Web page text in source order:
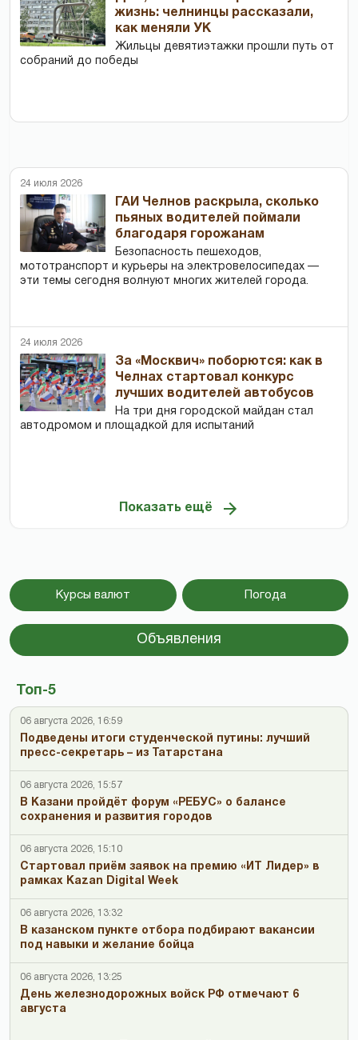
жизнь: челнинцы рассказали,
как меняли УК
Жильцы девятиэтажки прошли путь от
собраний до победы
24 июля 2026
ГАИ Челнов раскрыла, сколько
пьяных водителей поймали
благодаря горожанам
Безопасность пешеходов,
мототранспорт и курьеры на электровелосипедах —
эти темы сегодня волнуют многих жителей города.
24 июля 2026
За «Москвич» поборются: как в
Челнах стартовал конкурс
лучших водителей автобусов
На три дня городской майдан стал
автодромом и площадкой для испытаний
Показать ещё
Курсы валют Погода
Объявления
Топ-5
06 августа 2026, 16:59
Подведены итоги студенческой путины: лучший
пресс-секретарь – из Татарстана
06 августа 2026, 15:57
В Казани пройдёт форум «РЕБУС» о балансе
сохранения и развития городов
06 августа 2026, 15:10
Стартовал приём заявок на премию «ИТ Лидер» в
рамках Kazan Digital Week
06 августа 2026, 13:32
В казанском пункте отбора подбирают вакансии
под навыки и желание бойца
06 августа 2026, 13:25
День железнодорожных войск РФ отмечают 6
августа